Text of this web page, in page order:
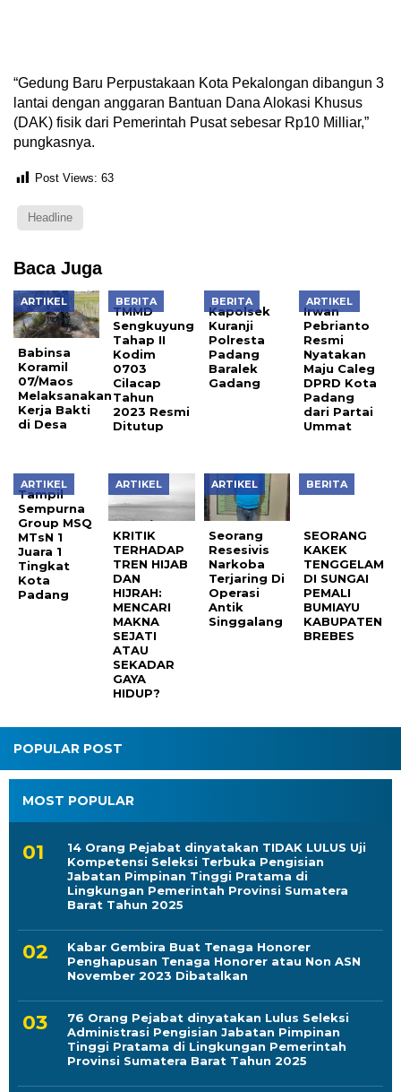
“Gedung Baru Perpustakaan Kota Pekalongan dibangun 3
lantai dengan anggaran Bantuan Dana Alokasi Khusus
(DAK) fisik dari Pemerintah Pusat sebesar Rp10 Milliar,”
pungkasnya.
Post Views: 63
Headline
Baca Juga
ARTIKEL
Babinsa
Koramil
07/Maos
Melaksanakan
Kerja Bakti
di Desa
BERITA
TMMD
Sengkuyung
Tahap II
Kodim
0703
Cilacap
Tahun
2023 Resmi
Ditutup
BERITA
Kapolsek
Kuranji
Polresta
Padang
Baralek
Gadang
ARTIKEL
Irwan
Pebrianto
Resmi
Nyatakan
Maju Caleg
DPRD Kota
Padang
dari Partai
Ummat
ARTIKEL
Tampil
Sempurna
Group MSQ
MTsN 1
Juara 1
Tingkat
Kota
Padang
ARTIKEL
KRITIK
TERHADAP
TREN HIJAB
DAN
HIJRAH:
MENCARI
MAKNA
SEJATI
ATAU
SEKADAR
GAYA
HIDUP?
ARTIKEL
Seorang
Resesivis
Narkoba
Terjaring Di
Operasi
Antik
Singgalang
BERITA
SEORANG
DI SUNGAI
PEMALI
BUMIAYU
KABUPATEN
BREBES
POPULAR POST
MOST POPULAR
14 Orang Pejabat dinyatakan TIDAK LULUS Uji
Kompetensi Seleksi Terbuka Pengisian
Jabatan Pimpinan Tinggi Pratama di
Lingkungan Pemerintah Provinsi Sumatera
Barat Tahun 2025
Kabar Gembira Buat Tenaga Honorer
Penghapusan Tenaga Honorer atau Non ASN
November 2023 Dibatalkan
76 Orang Pejabat dinyatakan Lulus Seleksi
Administrasi Pengisian Jabatan Pimpinan
Tinggi Pratama di Lingkungan Pemerintah
Provinsi Sumatera Barat Tahun 2025